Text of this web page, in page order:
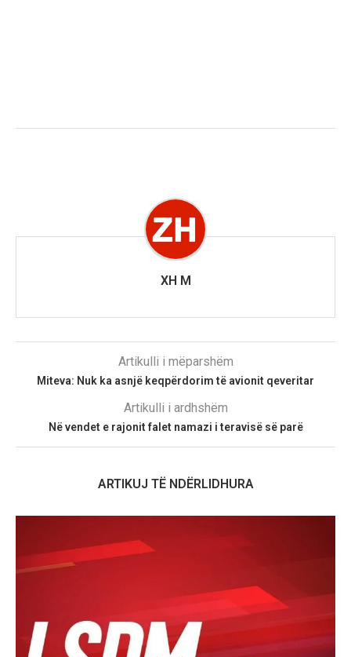
XH M
Artikulli i mëparshëm
Miteva: Nuk ka asnjë keqpërdorim të avionit qeveritar
Artikulli i ardhshëm
Në vendet e rajonit falet namazi i teravisë së parë
ARTIKUJ TË NDËRLIDHURA